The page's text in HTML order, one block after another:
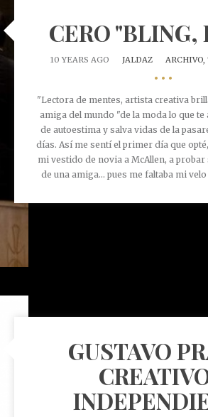
CERO "BLING,
10 YEARS AGO JALDAZ ARCHIVO,
•••
"Lectora de mentes, artista creativa
amiga del mundo "de la moda lo que te
de autoestima y salva vidas de la
días. Así me sentí el primer día que
mi vestido de novia a McAllen, a probar
de una amiga... pues me faltaba mi
GUSTAVO